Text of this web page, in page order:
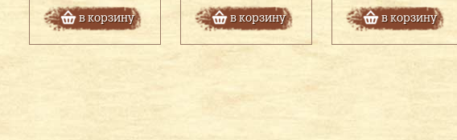
в корзину в корзину в корзину